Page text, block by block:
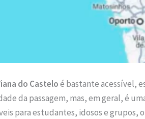
do Casteloé bastante acessível,
da passagem, mas, em geral, é
para estudantes, idosos e grupos,